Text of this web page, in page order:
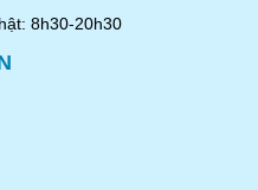
vịt khác như vịt
8h30-20h30